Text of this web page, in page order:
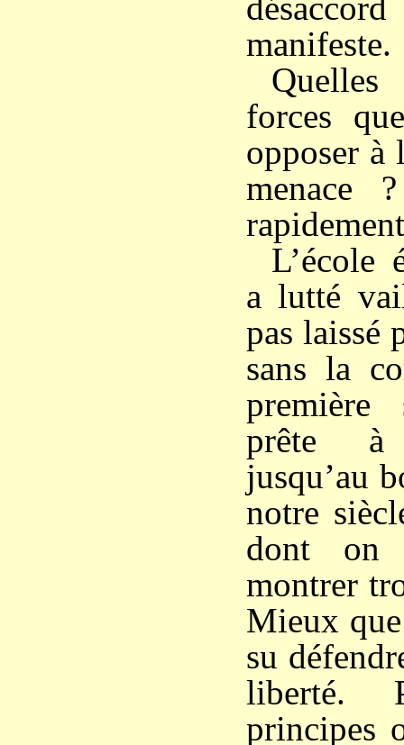
manifeste.
forces
opposer à
menace
L’école
a lutté
pas laissé
sans la
prête à
jusqu’au
notre
dont on
montrer
Mieux
su
liberté.
principes